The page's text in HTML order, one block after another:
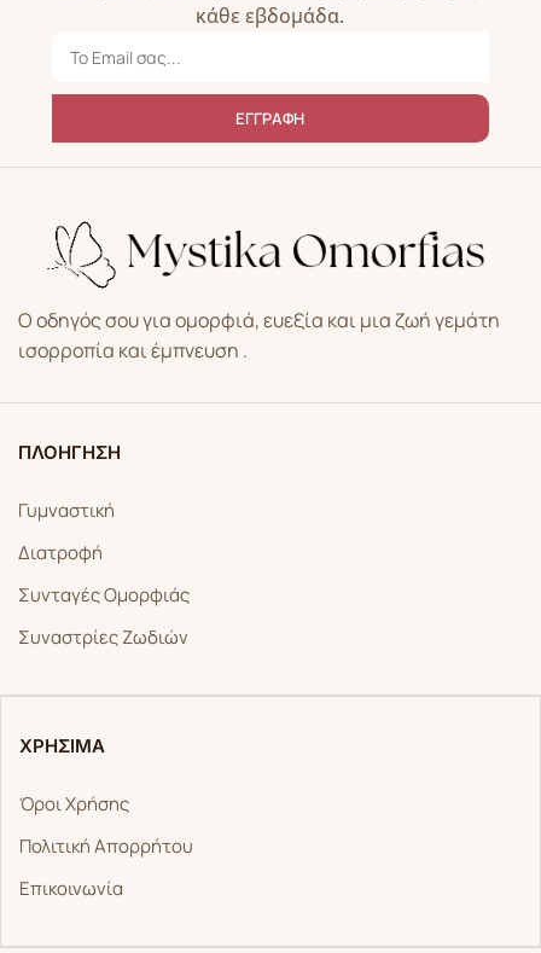
κάθε εβδομάδα.
ΕΓΓΡΑΦΗ
Ο οδηγός σου για ομορφιά, ευεξία και μια ζωή γεμάτη
ισορροπία και έμπνευση .
ΠΛΟΗΓΗΣΗ
Γυμναστική
Διατροφή
Συνταγές Ομορφιάς
Συναστρίες Ζωδιών
ΧΡΗΣΙΜΑ
Όροι Χρήσης
Πολιτική Απορρήτου
Επικοινωνία